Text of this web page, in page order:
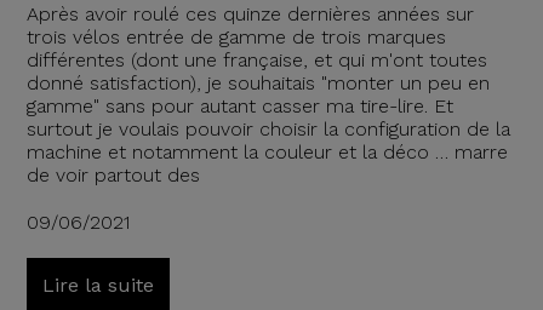
Après avoir roulé ces quinze dernières années sur
trois vélos entrée de gamme de trois marques
différentes (dont une française, et qui m'ont toutes
donné satisfaction), je souhaitais "monter un peu en
gamme" sans pour autant casser ma tire-lire. Et
surtout je voulais pouvoir choisir la configuration de la
machine et notamment la couleur et la déco … marre
de voir partout des
09/06/2021
Lire la suite